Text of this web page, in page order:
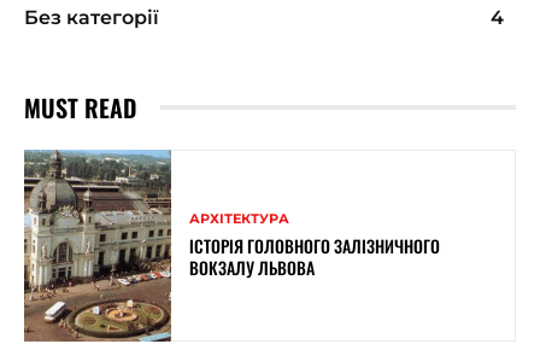
Без категорії
4
MUST READ
АРХІТЕКТУРА
ІСТОРІЯ ГОЛОВНОГО ЗАЛІЗНИЧНОГО
ВОКЗАЛУ ЛЬВОВА